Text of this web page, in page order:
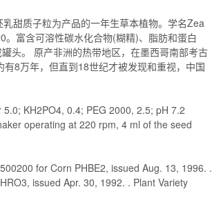
甜质子粒为产品的一年生草本植物。学名Zea
。富含可溶性碳水化合物(糊精)、脂肪和蛋白
头。 原产非洲的热带地区，在墨西哥南部考古
8万年，但直到18世纪才被发现和重视，中国
5.0; KH2PO4, 0.4; PEG 2000, 2.5; pH 7.2
operating at 220 rpm, 4 ml of the seed
for Corn PHBE2, issued Aug. 13, 1996. .
issued Apr. 30, 1992. . Plant Variety